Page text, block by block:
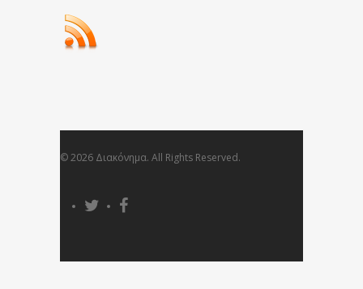
© 2026 Διακόνημα. All Rights Reserved.